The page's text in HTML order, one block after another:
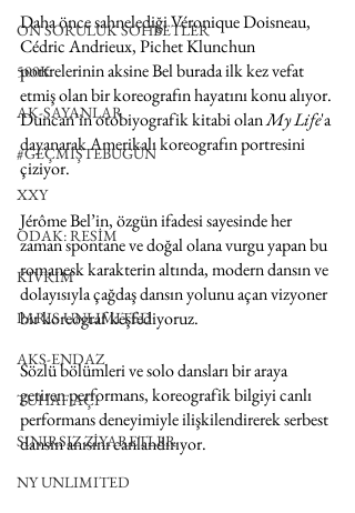
ON SORULUK SOHBETLER
500K
AK-SAYANLAR
#GEÇMİŞTEBUGÜN
XXY
ODAK: RESİM
KIVRIM
PARIS UNLIMITED
AKS-ENDAZ
TUHAF AÇI
SINIRSIZ ZİYARETLER
NY UNLIMITED
Daha önce sahnelediği Véronique Doisneau,
Cédric Andrieux, Pichet Klunchun
portrelerinin aksine Bel burada ilk kez vefat
etmiş olan bir koreografın hayatını konu alıyor.
Duncan’in otobiyografik kitabi olan My Life'a
dayanarak Amerikalı koreografın portresini
çiziyor.
Jérôme Bel’in, özgün ifadesi sayesinde her
zaman spontane ve doğal olana vurgu yapan bu
romanesk karakterin altında, modern dansın ve
dolayısıyla çağdaş dansın yolunu açan vizyoner
bir koreograf keşfediyoruz.
Sözlü bölümleri ve solo dansları bir araya
getiren performans, koreografik bilgiyi canlı
performans deneyimiyle ilişkilendirerek serbest
dansın anısını canlandırıyor.